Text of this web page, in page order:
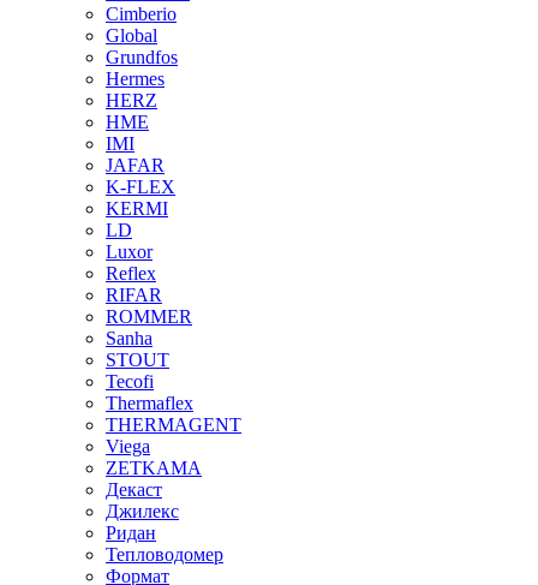
Cimberio
Global
Grundfos
Hermes
HERZ
HME
IMI
JAFAR
K-FLEX
KERMI
LD
Luxor
Reflex
RIFAR
ROMMER
Sanha
STOUT
Tecofi
Thermaflex
THERMAGENT
Viega
ZETKAMA
Декаст
Джилекс
Ридан
Тепловодомер
Формат